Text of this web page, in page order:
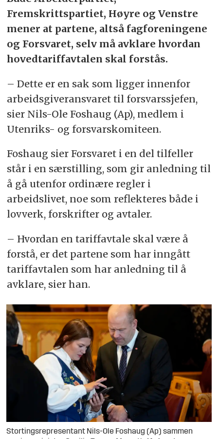
Fremskrittspartiet, Høyre og Venstre
mener at partene, altså fagforeningene
og Forsvaret, selv må avklare hvordan
hovedtariffavtalen skal forstås.
– Dette er en sak som ligger innenfor
arbeidsgiveransvaret til forsvarssjefen,
sier Nils-Ole Foshaug (Ap), medlem i
Utenriks- og forsvarskomiteen.
Foshaug sier Forsvaret i en del tilfeller
står i en særstilling, som gir anledning til
å gå utenfor ordinære regler i
arbeidslivet, noe som reflekteres både i
lovverk, forskrifter og avtaler.
– Hvordan en tariffavtale skal være å
forstå, er det partene som har inngått
tariffavtalen som har anledning til å
avklare, sier han.
Stortingsrepresentant Nils-Ole Foshaug (Ap) sammen